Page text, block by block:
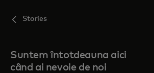
Stories
Suntem întotdeauna aici
când ai nevoie de noi